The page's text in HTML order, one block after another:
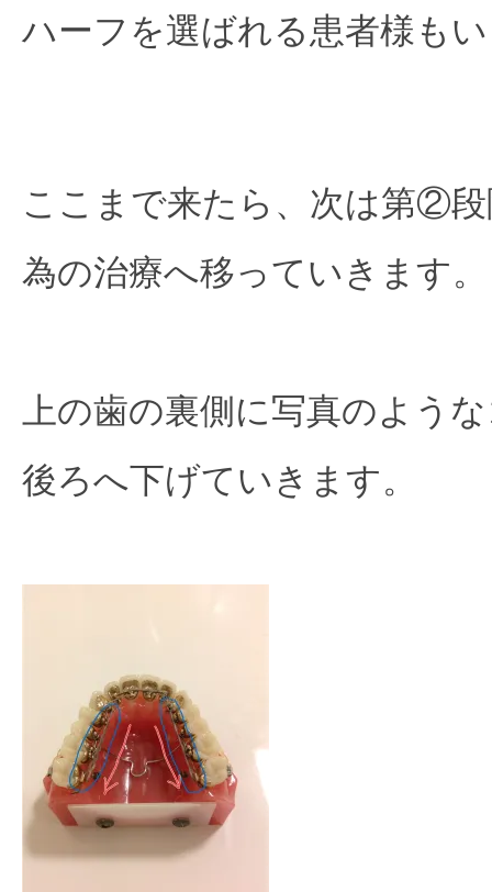
ハーフを選ばれる患者様も
ここまで来たら、次は第②
為の治療へ移っていきます。
上の歯の裏側に写真のよう
後ろへ下げていきます。